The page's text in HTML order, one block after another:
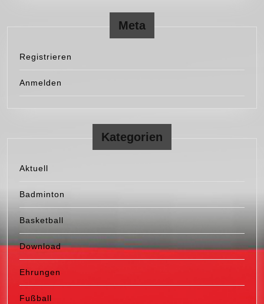
Meta
Registrieren
Anmelden
Kategorien
Aktuell
Badminton
Basketball
Download
Ehrungen
Fußball